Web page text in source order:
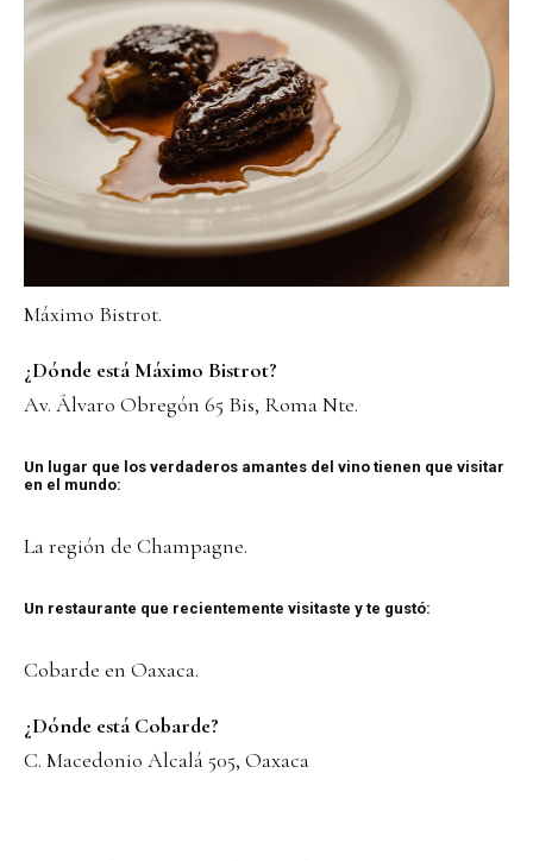
Máximo Bistrot.
¿Dónde está Máximo Bistrot?
Av. Álvaro Obregón 65 Bis, Roma Nte.
Un lugar que los verdaderos amantes del vino tienen que visitar
en el mundo:
La región de Champagne.
Un restaurante que recientemente visitaste y te gustó:
Cobarde en Oaxaca.
¿Dónde está Cobarde?
C. Macedonio Alcalá 505, Oaxaca